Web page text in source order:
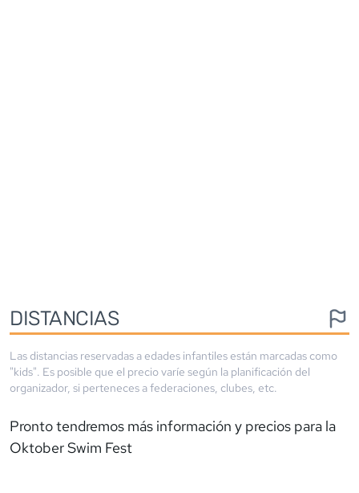
DISTANCIAS
Las distancias reservadas a edades infantiles están marcadas como
"kids". Es posible que el precio varíe según la planificación del
organizador, si perteneces a federaciones, clubes, etc.
Pronto tendremos más información y precios para la
Oktober Swim Fest